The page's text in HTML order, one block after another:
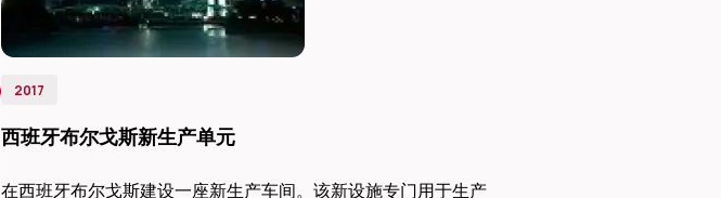
2017
西班牙布尔戈斯新生产单元
在西班牙布尔戈斯建设一座新生产车间。该新设施专门用于生产